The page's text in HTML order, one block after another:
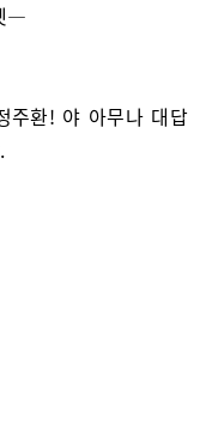
—
주환! 야 아무나 대답